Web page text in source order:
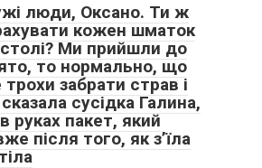
люди, Оксано. Ти ж
кожен шматок
Ми прийшли до
то нормально, що
забрати страв і
сусідка Галина,
руках пакет, який
після того, як з’їла